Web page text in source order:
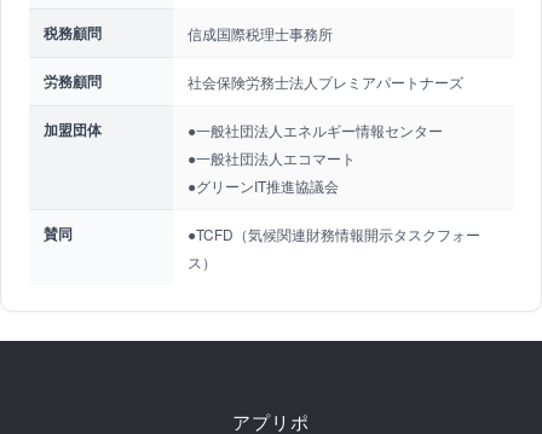
税務顧問 信成国際税理士事務所
労務顧問 社会保険労務士法人プレミアパートナーズ
加盟団体
●一般社団法人エネルギー情報センター
●一般社団法人エコマート
●グリーンIT推進協議会
賛同
●TCFD（気候関連財務情報開示タスクフォー
ス）
アプリポ